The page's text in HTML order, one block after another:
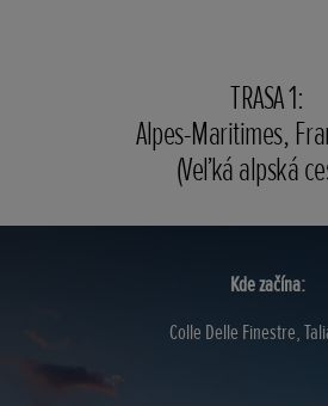
TRASA 1:
Alpes-Maritimes,
(Veľká alpská
Kde začína:
Colle Delle Finestre,